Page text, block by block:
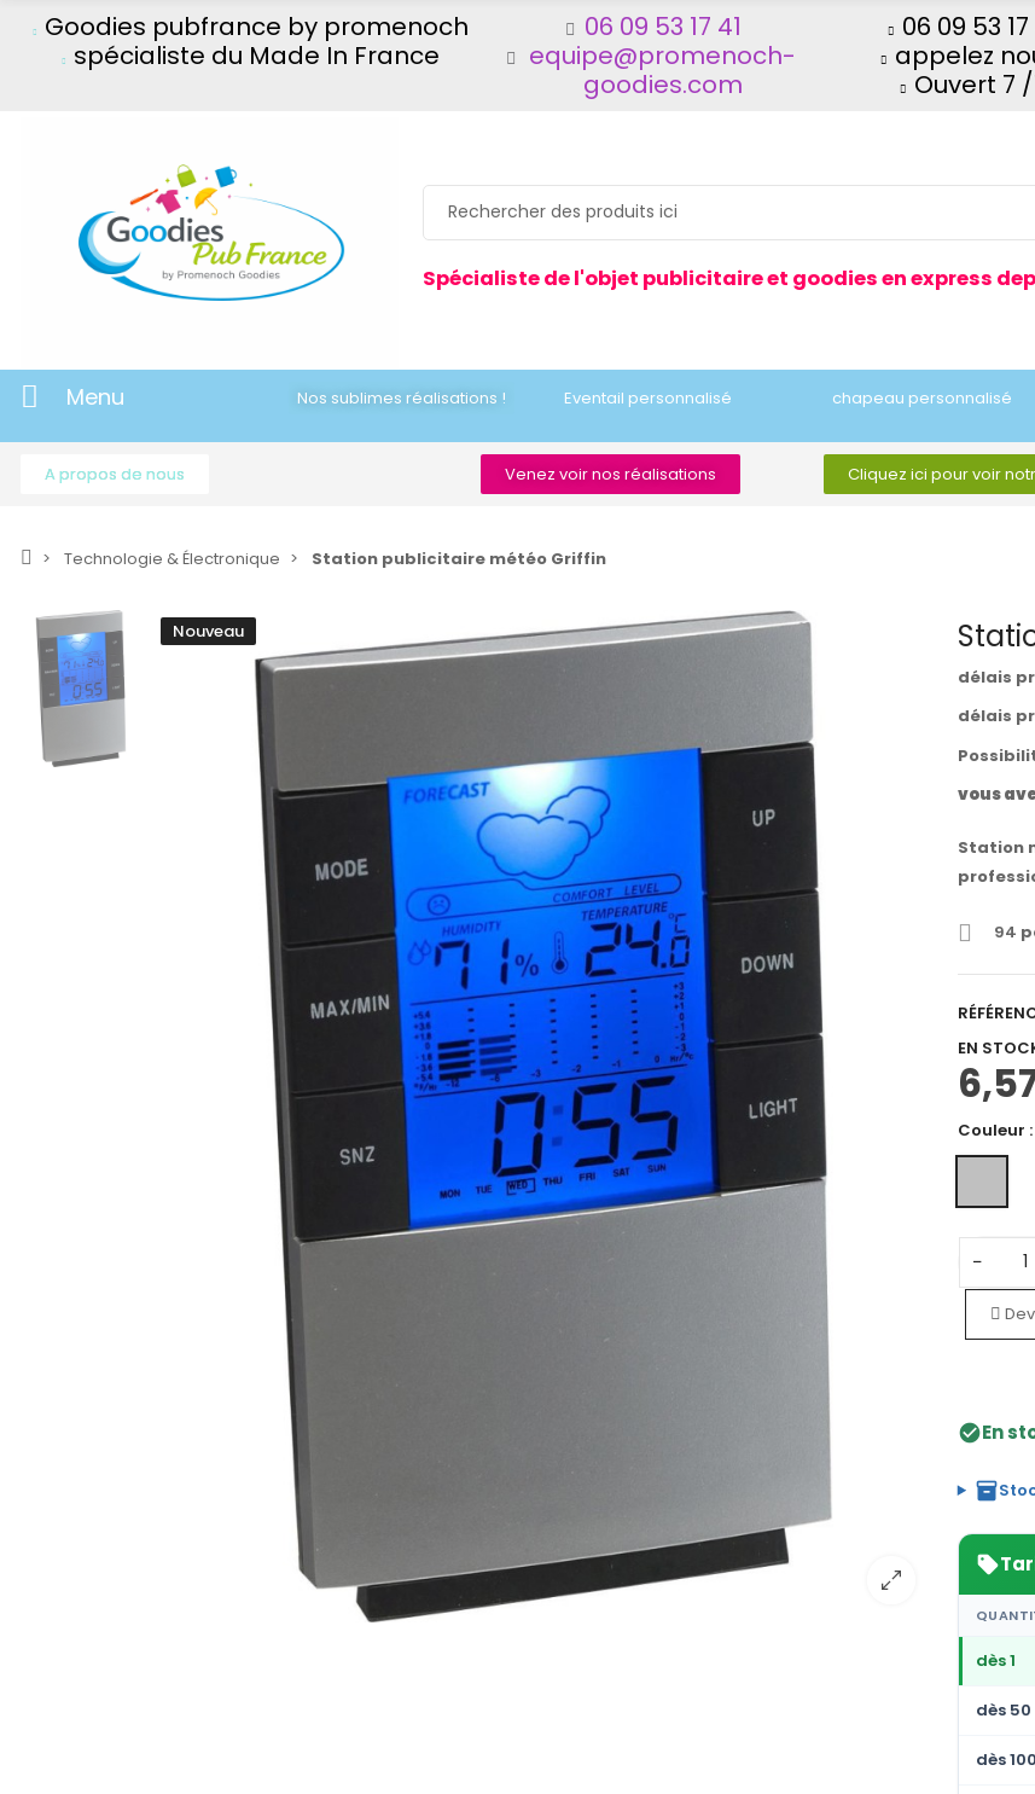
Goodies pubfrance by promenoch
spécialiste du Made In France
06 09 53 17 41
equipe@promenoch-
goodies.com
06 09 53 17
appelez
Ouvert 7
Spécialiste de l'objet publicitaire et goodies en express
Menu Nos sublimes réalisations ! Eventail personnalisé chapeau personnalisé
A propos de nous Venez voir nos réalisations Cliquez ici pour voir
Technologie & Électronique Station publicitaire météo Griffin
Nouveau
délais
délais
vous
Station
94
EN
Couleur :
−
check_circleEn
inventory_2
sell
dès 1
dès 50
dès 100